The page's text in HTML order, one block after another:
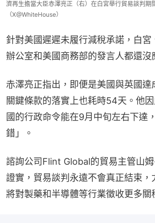
濟再生擔當大臣赤澤亮正（右）在白宮舉行貿易談判期
（X@WhiteHouse）
針對美國遲遲未履行減稅承諾，白宮
辦公室和美國商務部的發言人都還沒
赤澤亮正指出，即便是美國與英國達
關鍵條款的落實上也耗時54天。他
國的行政命令能在9月中旬左右下達
錯」。
諮詢公司Flint Global的貿易主管山姆
證實，貿易談判永遠不會真正結束，
將對製藥和半導體等行業徵收更多關